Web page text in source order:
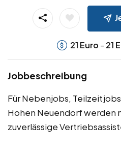
21 Euro - 21
Jobbeschreibung
Für Nebenjobs,
Hohen Neuendorf werden
zuverlässige